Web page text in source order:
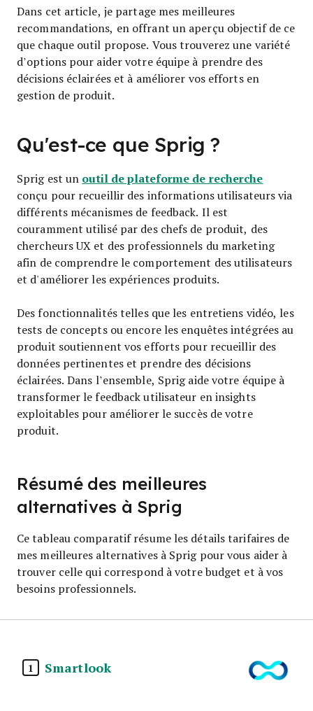
Dans cet article, je partage mes meilleures
recommandations, en offrant un aperçu objectif de ce
que chaque outil propose. Vous trouverez une variété
d’options pour aider votre équipe à prendre des
décisions éclairées et à améliorer vos efforts en
gestion de produit.
Qu'est-ce que Sprig ?
Sprig est un outil de plateforme de recherche
conçu pour recueillir des informations utilisateurs via
différents mécanismes de feedback. Il est
couramment utilisé par des chefs de produit, des
chercheurs UX et des professionnels du marketing
afin de comprendre le comportement des utilisateurs
et d'améliorer les expériences produits.
Des fonctionnalités telles que les entretiens vidéo, les
tests de concepts ou encore les enquêtes intégrées au
produit soutiennent vos efforts pour recueillir des
données pertinentes et prendre des décisions
éclairées. Dans l’ensemble, Sprig aide votre équipe à
transformer le feedback utilisateur en insights
exploitables pour améliorer le succès de votre
produit.
Résumé des meilleures
alternatives à Sprig
Ce tableau comparatif résume les détails tarifaires de
mes meilleures alternatives à Sprig pour vous aider à
trouver celle qui correspond à votre budget et à vos
besoins professionnels.
1 Smartlook